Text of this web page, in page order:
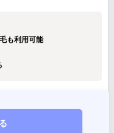
も利用可能